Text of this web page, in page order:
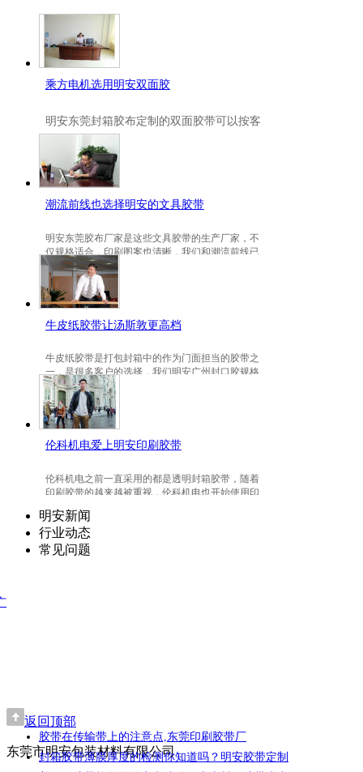
乘方电机选用明安双面胶
明安东莞封箱胶布定制 的双面胶带可以按客
是可以定做的，不仅如此，规格也是可以定
做的。
潮流前线也选择明安的文具胶带
明安东莞胶布厂家是这些文具胶带的生产厂家，不
仅规格适合，印刷图案也清晰，我们和潮流前线已
有3年的稳定合作关系。
牛皮纸胶带让汤斯敦更高档
牛皮纸胶带是打包封箱中的作为门面担当的胶带之
一，是很多客户的选择，我们明安广州封口胶规格
包装的牛皮纸胶带就是汤斯敦的选择。
伦科机电爱上明安印刷胶带
伦科机电之前一直采用的都是透明封箱胶带，随着
印刷胶带的越来越被重视，伦科机电也开始使用印
明安新闻
行业动态
常见问题
胶带在传输带上的注意点,东莞印刷胶带厂
封箱胶带薄膜厚度的检测你知道吗？明安胶带定制
返回顶部
东莞市明安包装材料有限公司